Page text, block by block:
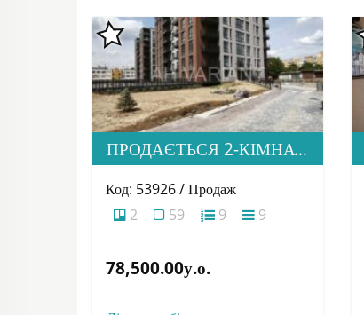
ПРОДАЄТЬСЯ 2-КІМНАТНА КВАРТИРА В М. УЖГОРОД, ВУЛ. ТЛЕХАСА 19, ЖК “WEST TOWERS”
Код: 53926 / Продаж
2
59 9 9
78,500.00у.о.